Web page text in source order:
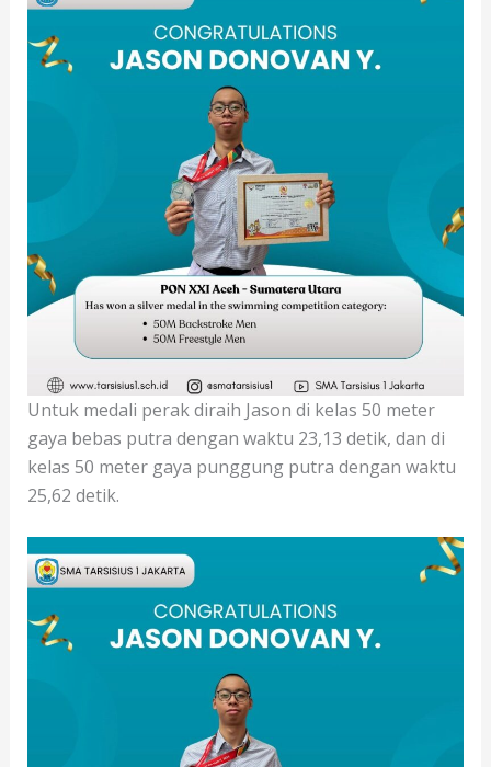
Untuk medali perak diraih Jason di kelas 50 meter
gaya bebas putra dengan waktu 23,13 detik, dan di
kelas 50 meter gaya punggung putra dengan waktu
25,62 detik.